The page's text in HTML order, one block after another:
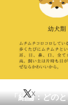
住まい
会員記事
「結論：どの
X